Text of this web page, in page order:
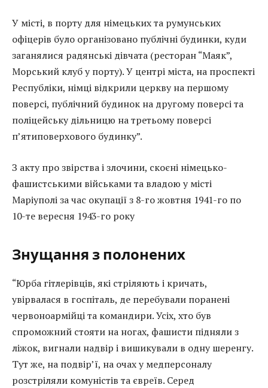
У місті, в порту для німецьких та румунських
офіцерів було організовано публічні будинки, куди
заганялися радянські дівчата (ресторан “Маяк”,
Морський клуб у порту). У центрі міста, на проспекті
Республіки, німці відкрили церкву на першому
поверсі, публічний будинок на другому поверсі та
поліцейську дільницю на третьому поверсі
п’ятиповерхового будинку”.
З акту про звірства і злочини, скоєні німецько-
фашистськими військами та владою у місті
Маріуполі за час окупації з 8-го жовтня 1941-го по
10-те вересня 1943-го року
Знущання з полонених
“Юрба гітлерівців, які стріляють і кричать,
увірвалася в госпіталь, де перебували поранені
червоноармійці та командири. Усіх, хто був
спроможний стояти на ногах, фашисти підняли з
ліжок, вигнали надвір і вишикували в одну шеренгу.
Тут же, на подвір’ї, на очах у медперсоналу
розстріляли комуністів та євреїв. Серед